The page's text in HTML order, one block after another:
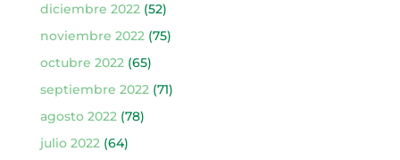
diciembre 2022(52)
noviembre 2022(75)
octubre 2022(65)
septiembre 2022(71)
agosto 2022(78)
julio 2022(64)